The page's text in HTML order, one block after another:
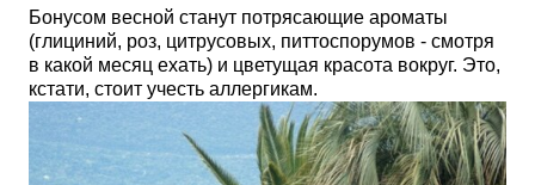
Бонусом весной станут потрясающие ароматы
(глициний, роз, цитрусовых, питтоспорумов - смотря
в какой месяц ехать) и цветущая красота вокруг. Это,
кстати, стоит учесть аллергикам.